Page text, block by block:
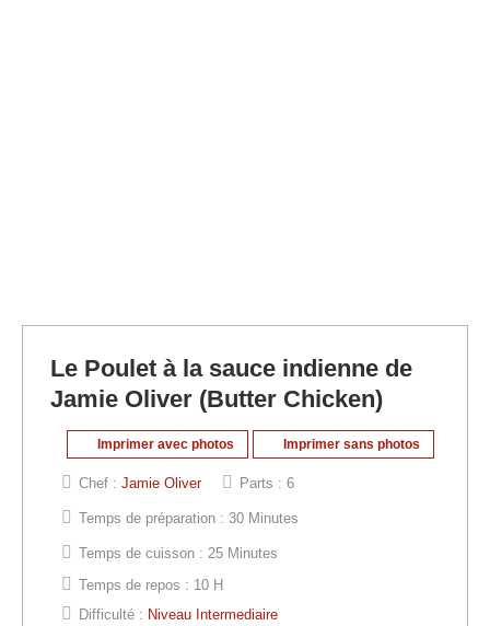
Le Poulet à la sauce indienne de
Jamie Oliver (Butter Chicken)
Imprimer avec photos Imprimer sans photos
Chef : Jamie Oliver Parts : 6
Temps de préparation : 30 Minutes
Temps de cuisson : 25 Minutes
Temps de repos : 10 H
Difficulté : Niveau Intermediaire